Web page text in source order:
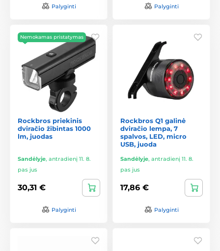
Palyginti Palyginti
Nemokamas pristatymas
Rockbros priekinis
dviračio žibintas 1000
lm, juodas
Sandėlyje, antradienį 11. 8.
pas jus
30,31 €
Palyginti
Rockbros Q1 galinė
dviračio lempa, 7
spalvos, LED, micro
USB, juoda
Sandėlyje, antradienį 11. 8.
pas jus
17,86 €
Palyginti